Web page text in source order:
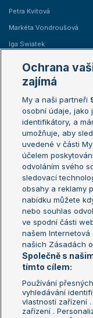
Petra Kvitová
Markéta Vondroušová
Iga Swiatek
Žebříčky
Žebříček ATP (muži)
Žebříček WTA (ženy)
Sázkařský žebříček
Aktualní trendy
Fotbalové přestupy
Livesport Daily
LS Prague Open
Podmínky užití
GDPR a žurnalistika
Ochrana
zajímá
My a naši partneři
osobní údaje, jako
identifikátory, a
umožňuje, aby
uvedené v části
účelem
odvoláním svého
sledovací
obsahy a reklamy
nabídku můžete
nebo souhlas
ve spodní části
našem
našich Zásadách
Společně s
tímto cílem:
Používání
vyhledávání
vlastností zařízení
zařízení .